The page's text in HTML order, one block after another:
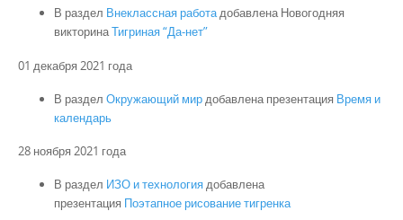
В раздел Внеклассная работадобавлена Новогодняя
викторинаТигриная “Да-нет”
01 декабря 2021 года
В раздел Окружающий мирдобавлена презентация Время и
календарь
28 ноября 2021 года
В раздел ИЗО и технологиядобавлена
презентация Поэтапное рисование тигренка